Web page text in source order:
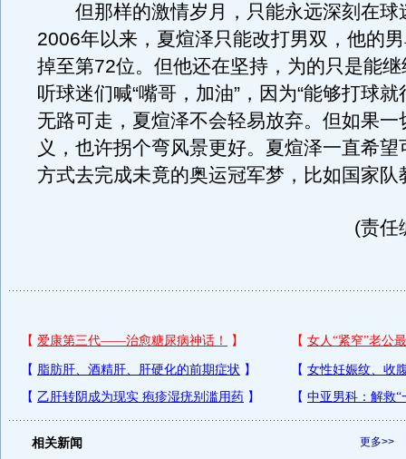
但那样的激情岁月，只能永远深刻在球
2006年以来，夏煊泽只能改打男双，他的
掉至第72位。但他还在坚持，为的只是能
听球迷们喊“嘴哥，加油”，因为“能够打球就
无路可走，夏煊泽不会轻易放弃。但如果一
义，也许拐个弯风景更好。夏煊泽一直希望
方式去完成未竟的奥运冠军梦，比如国家队
(责任
更多>>
相关新闻